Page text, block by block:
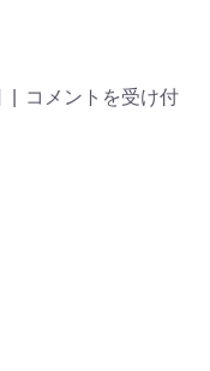
コメントを受け付